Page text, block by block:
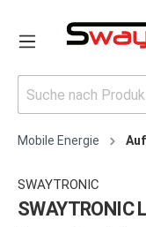
Mobile Energie
SWAYTRONIC
SWAYTRONIC